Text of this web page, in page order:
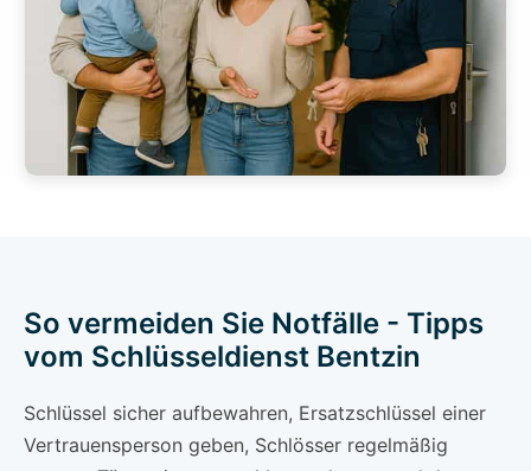
So vermeiden Sie Notfälle - Tipps
vom Schlüsseldienst Bentzin
Schlüssel sicher aufbewahren, Ersatzschlüssel einer
Vertrauensperson geben, Schlösser regelmäßig